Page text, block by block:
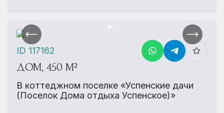
ДОМ, 450 М²
В коттеджном поселке «Успенские дачи
(Поселок Дома отдыха Успенское)»
ID 117162